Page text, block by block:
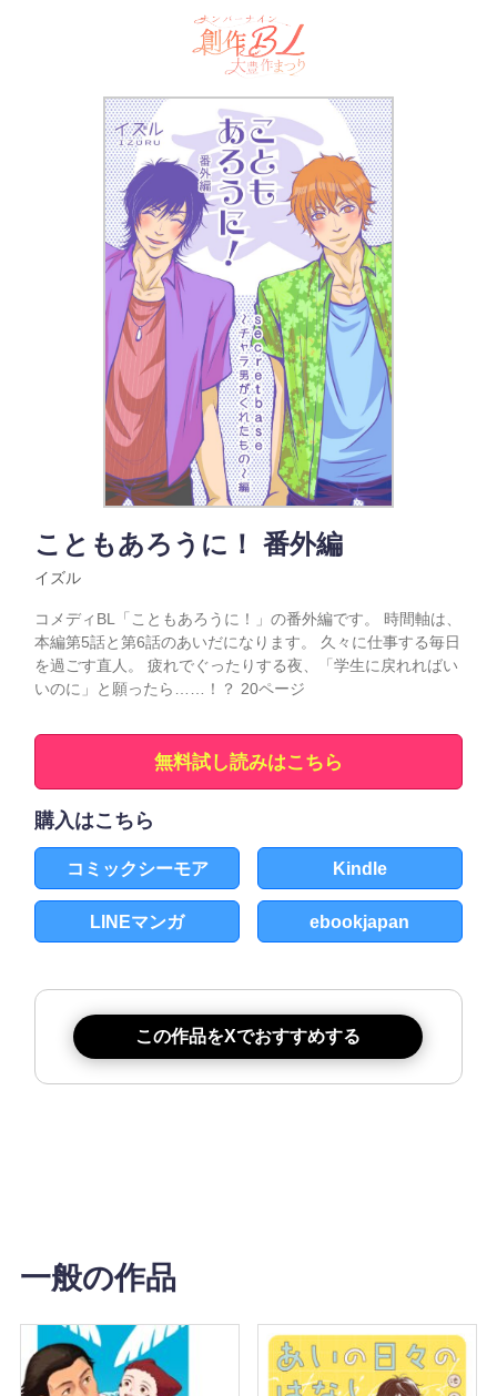
こともあろうに！ 番外編
イズル
コメディBL「こともあろうに！」の番外編です。 時間軸は、
本編第5話と第6話のあいだになります。 久々に仕事する毎日
を過ごす直人。 疲れでぐったりする夜、「学生に戻れればい
いのに」と願ったら……！？ 20ページ
無料試し読みはこちら
購入はこちら
コミックシーモア Kindle
LINEマンガ ebookjapan
この作品をXでおすすめする
一般の作品